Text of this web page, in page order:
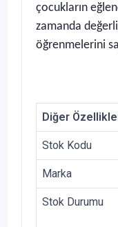
çocukların
zamanda
öğrenmelerini
Diğer
Stok Kodu
Marka
Stok Durumu